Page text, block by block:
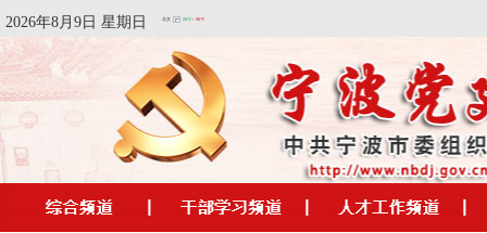
2026年8月9日 星期日